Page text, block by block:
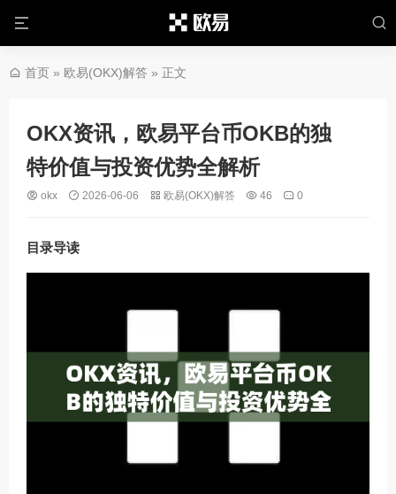
首页 » 欧易(OKX)解答 » 正文
OKX资讯，欧易平台币OKB的独
特价值与投资优势全解析
okx 2026-06-06 欧易(OKX)解答 46 0
目录导读